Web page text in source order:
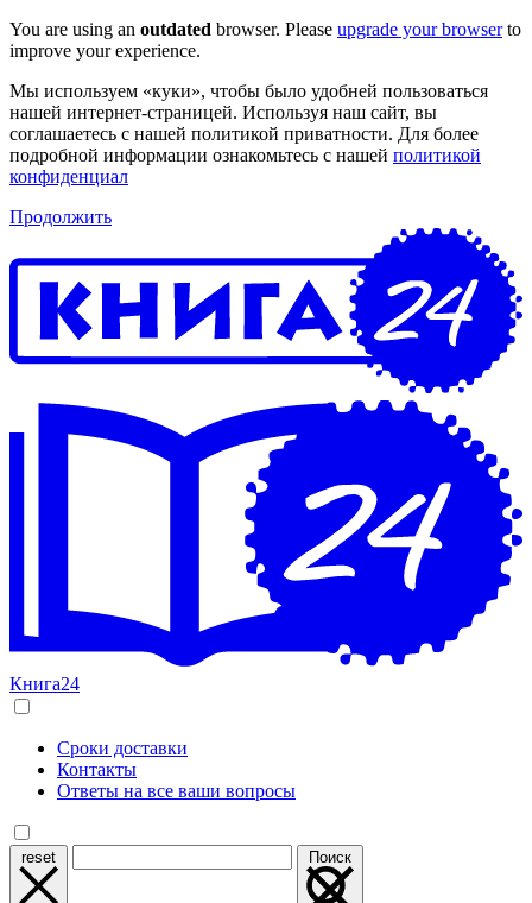
You are using an outdated browser. Please upgrade your browserto
improve your experience.
Мы используем «куки», чтобы было удобней пользоваться
нашей интернет-страницей. Используя наш сайт, вы
соглашаетесь с нашей политикой приватности. Для более
подробной информации ознакомьтесь с нашей политикой
конфиденциал
Продолжить
Книга24
Сроки доставки
Контакты
Ответы на все ваши вопросы
reset Поиск